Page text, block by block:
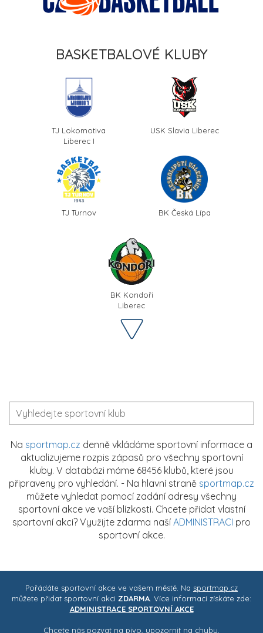
BASKETBALOVÉ KLUBY
TJ Lokomotiva
Liberec I
USK Slavia Liberec
TJ Turnov BK Česká Lípa
BK Kondoři
Liberec
Na sportmap.cz denně vkládáme sportovní informace a
aktualizujeme rozpis zápasů pro všechny sportovní
kluby. V databázi máme 68456 klubů, které jsou
připraveny pro vyhledání. - Na hlavní straně sportmap.cz
můžete vyhledat pomocí zadání adresy všechny
sportovní akce ve vaší blízkosti. Chcete přidat vlastní
sportovní akci? Využijte zdarma naší ADMINISTRACI pro
sportovní akce.
Pořádáte sportovní akce ve vašem městě. Na sportmap.cz
můžete přidat sportovní akci ZDARMA . Více informací získáte zde:
ADMINISTRACE SPORTOVNÍ AKCE
Chcete nás pozvat na pivo, upozornit na chybu,